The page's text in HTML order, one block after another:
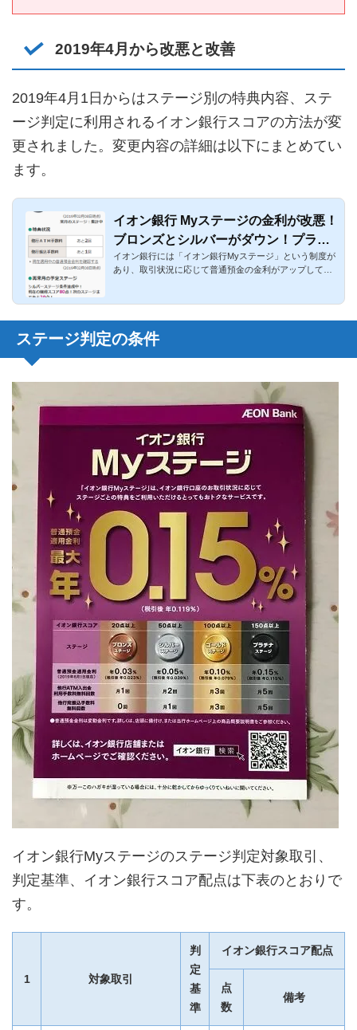
2019年4月から改悪と改善
2019年4月1日からはステージ別の特典内容、ステ
ージ判定に利用されるイオン銀行スコアの方法が変
更されました。変更内容の詳細は以下にまとめてい
ます。
イオン銀行 Myステージの金利が改悪！
ブロンズとシルバーがダウン！プラチ
ナは改善
イオン銀行には「イオン銀行Myステージ」という制度が
あり、取引状況に応じて普通預金の金利がアップして、
ステージ判定の条件
イオン銀行Myステージのステージ判定対象取引、
判定基準、イオン銀行スコア配点は下表のとおりで
す。
1 対象取引
判
定
基
準
イオン銀行スコア配点
点
数
備考